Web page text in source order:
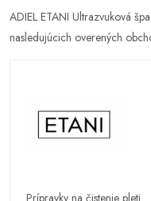
ADIEL ETANI Ultrazvuková
nasledujúcich overených
Prípravky na čistenie pleti